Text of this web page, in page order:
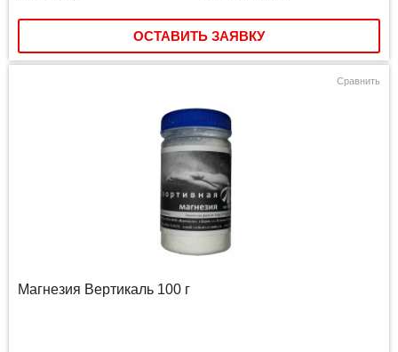
ОСТАВИТЬ ЗАЯВКУ
Сравнить
Магнезия Вертикаль 100 г